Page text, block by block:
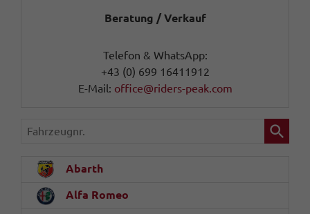
Beratung / Verkauf
Telefon & WhatsApp:
+43 (0) 699 16411912
E-Mail: office@riders-peak.com
Fahrzeugnr.
Abarth
Alfa Romeo